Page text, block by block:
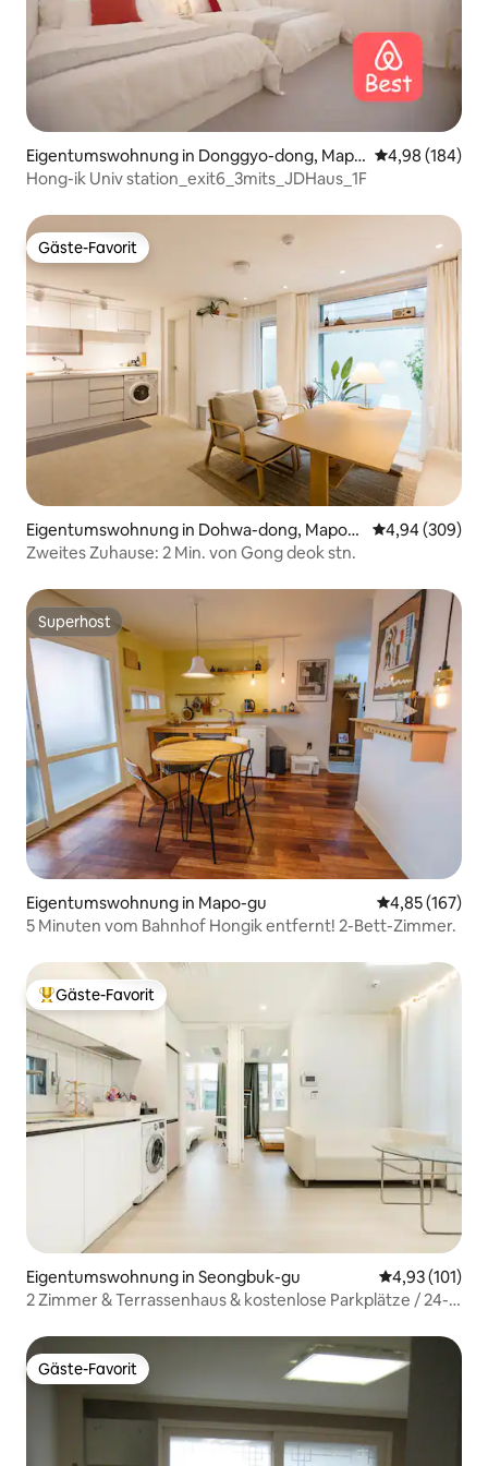
Eigentumswohnung in Donggyo-dong, Mapo
-gu
4,98 (184)
Hong-ik Univ station_exit6_3mits_JDHaus_1F
Gäste-Favorit
Gäste-Favorit
Eigentumswohnung in Dohwa-dong, Mapo-g
u
4,94 (309)
Zweites Zuhause: 2 Min. von Gong deok stn.
Superhost
Superhost
Eigentumswohnung in Mapo-gu
4,85 (167)
5 Minuten vom Bahnhof Hongik entfernt! 2-Bett-Zimmer.
Beliebter Gäste-Favorit.
Gäste-Favorit
Eigentumswohnung in Seongbuk-gu
4,93 (101)
2 Zimmer & Terrassenhaus & kostenlose Parkplätze / 24-
5 Personen / 2 Minuten zu Fuß zur U-Bahn / Aufzug
Gäste-Favorit
Gäste-Favorit